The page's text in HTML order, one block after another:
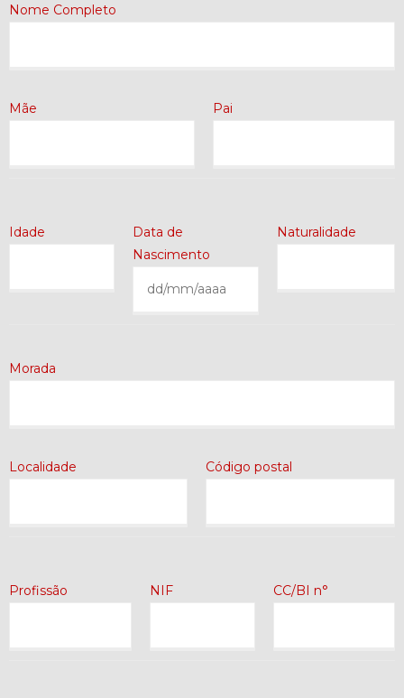
Nome Completo
Mãe Pai
Idade
Data de
Nascimento
Naturalidade
Morada
Localidade Código postal
Profissão NIF CC/BI n°